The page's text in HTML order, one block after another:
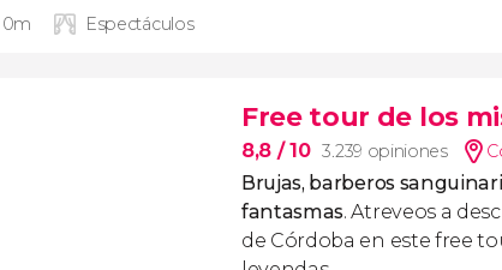
Espectáculos
Free tour de los
8,8 / 10 3.239 opiniones
Brujas, barberos
fantasmas. Atreveos a
de Córdoba en este free